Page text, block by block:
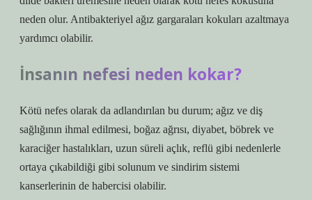
neden olur. Antibakteriyel ağız gargaraları kokuları azaltmaya
yardımcı olabilir.
İnsanın nefesi neden kokar?
Kötü nefes olarak da adlandırılan bu durum; ağız ve diş
sağlığının ihmal edilmesi, boğaz ağrısı, diyabet, böbrek ve
karaciğer hastalıkları, uzun süreli açlık, reflü gibi nedenlerle
ortaya çıkabildiği gibi solunum ve sindirim sistemi
kanserlerinin de habercisi olabilir.